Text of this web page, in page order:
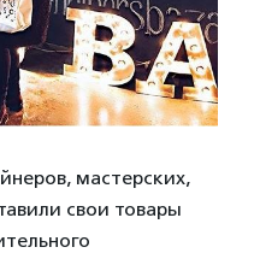
мастерских,
свои товары